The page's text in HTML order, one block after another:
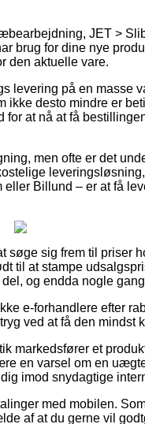
JET >
for dine nye
den aktuelle vare.
levering på en masse
desto mindre er
at nå at få
men ofte er det
Billund – er at få
søge sig frem til priser
at stampe
og endda nogle
e-forhandlere efter
ved at få den mindst
markedsfører et
en varsel om en
imod snydagtige
med mobilen.
af at du gerne vil